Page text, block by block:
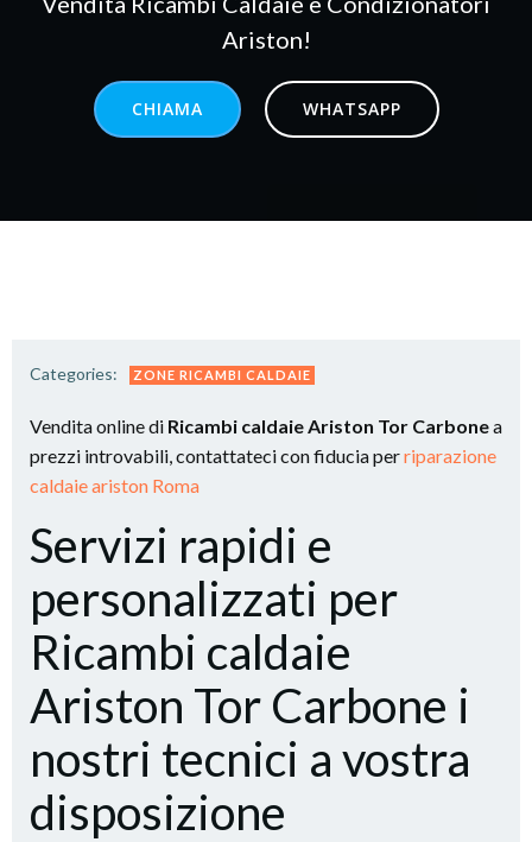
Ariston!
CHIAMA WHATSAPP
Categories: ZONE RICAMBI CALDAIE
Vendita online di Ricambi caldaie Ariston Tor Carbonea
prezzi introvabili, contattateci con fiducia perriparazione
caldaie ariston Roma
Servizi rapidi e
personalizzati per
Ricambi caldaie
Ariston Tor Carbone i
nostri tecnici a vostra
disposizione